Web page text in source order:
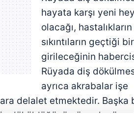
hayata karşı yeni
olacağı,
sıkıntıların geçtiği
girileceğinin
Rüyada diş
ayrıca akrabalar işe
delalet etmektedir. Başka
döküldüğünü görmek gören